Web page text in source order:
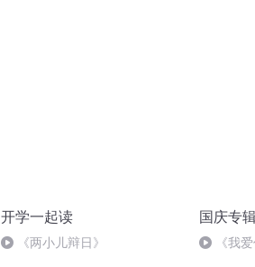
开学一起读
《两小儿辩日》
国庆专
《我